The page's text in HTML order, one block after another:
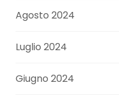
Agosto 2024
Luglio 2024
Giugno 2024